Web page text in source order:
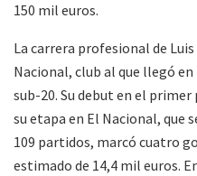
150 mil euros.
La carrera profesional de
Nacional, club al que llegó
sub-20. Su debut en el
su etapa en El Nacional, que
109 partidos, marcó cuatro
estimado de 14,4 mil euros.